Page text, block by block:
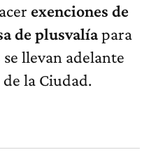
exenciones de
de plusvalíapara
llevan adelante
la Ciudad.